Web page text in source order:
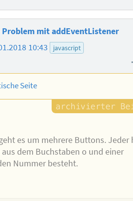
mit addEventListener
10:43 javascript
Seite
es um mehrere Buttons. Jeder
aus dem Buchstaben o und einer
Nummer besteht.